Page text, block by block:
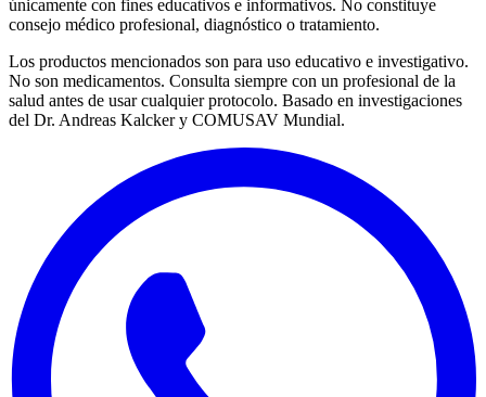
únicamente con fines educativos e informativos. No constituye
consejo médico profesional, diagnóstico o tratamiento.
Los productos mencionados son para uso educativo e investigativo.
No son medicamentos. Consulta siempre con un profesional de la
salud antes de usar cualquier protocolo. Basado en investigaciones
del Dr. Andreas Kalcker y COMUSAV Mundial.